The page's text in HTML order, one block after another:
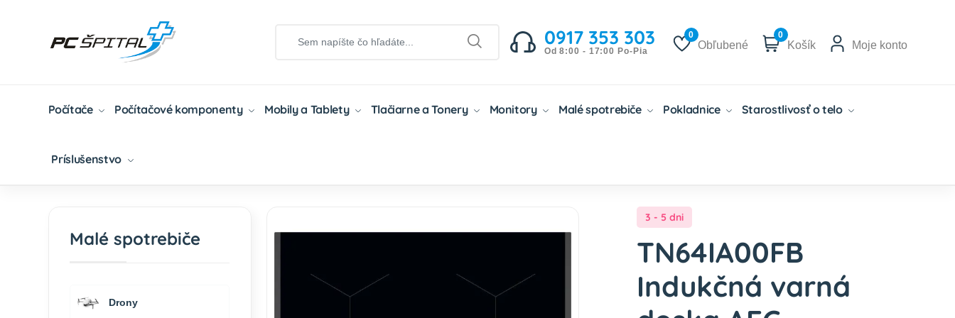
0917 353 303
Od 8:00 - 17:00 Po-Pia
0
Obľubené
0
Košík Moje konto
Počítače Počítačové komponenty Mobily a Tablety Tlačiarne a Tonery Monitory Malé spotrebiče Pokladnice Starostlivosť o telo
Príslušenstvo
Domov Malé Spotrebiče
3 - 5 dni
TN64IA00FB
Indukčná varná
Malé spotrebiče
Drony